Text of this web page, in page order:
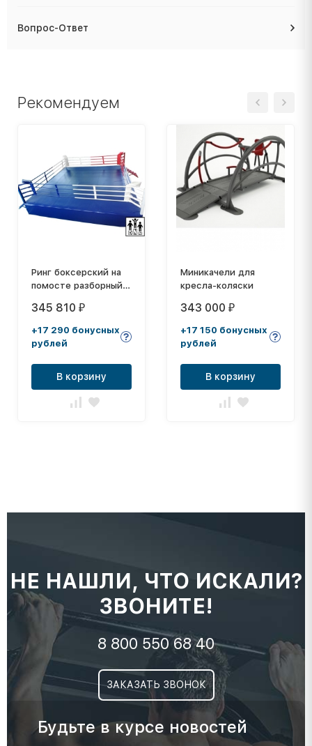
Вопрос-Ответ
Рекомендуем
Ринг боксерский на
помосте разборный
7,5х7,5м,высота
0,5м,боевая зона
6х6м) DNN
345 810 ₽
+17 290 бонусных
рублей
В корзину
Миникачели для
кресла-коляски
343 000 ₽
+17 150 бонусных
рублей
В корзину
НЕ НАШЛИ, ЧТО ИСКАЛИ?
ЗВОНИТЕ!
8 800 550 68 40
ЗАКАЗАТЬ ЗВОНОК
Будьте в курсе новостей